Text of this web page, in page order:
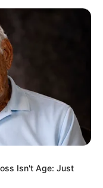
ดชีวิตเปลี่ยน อย่าหาว่า
Isn't Age: Just